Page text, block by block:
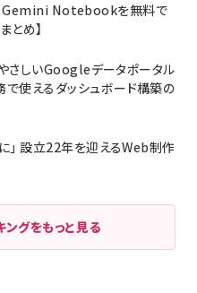
Gemini Notebookを無料で
とめ】
さしいGoogleデータポータル
使えるダッシュボード構築の
」 設立22年を迎えるWeb制作
グをもっと見る